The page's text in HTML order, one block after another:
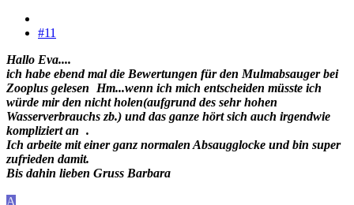
#11
Hallo Eva....
ich habe ebend mal die Bewertungen für den Mulmabsauger bei
Zooplus gelesen
Hm...wenn ich mich entscheiden müsste ich
würde mir den nicht holen(aufgrund des sehr hohen
Wasserverbrauchs zb.) und das ganze hört sich auch irgendwie
kompliziert an .
Ich arbeite mit einer ganz normalen Absaugglocke und bin super
zufrieden damit.
Bis dahin lieben Gruss Barbara
A